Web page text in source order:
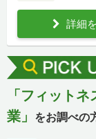
詳細
「フィット
業」
をお調べの